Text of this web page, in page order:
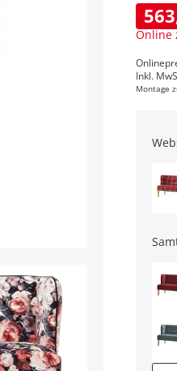
563
Online
Inkl.
Montage